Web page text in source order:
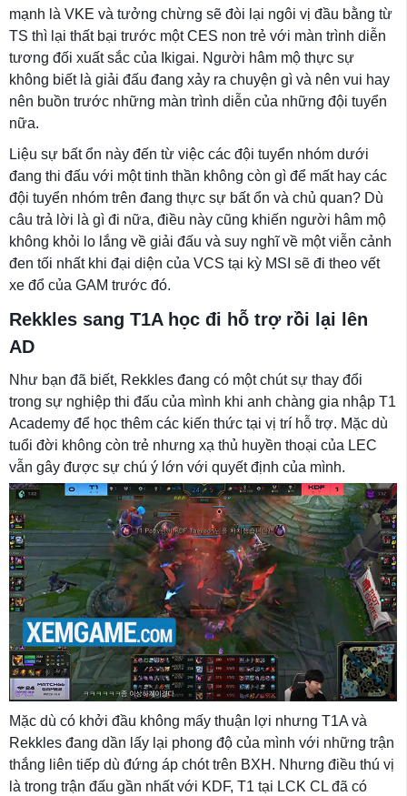
mạnh là VKE và tưởng chừng sẽ đòi lại ngôi vị đầu bằng từ
TS thì lại thất bại trước một CES non trẻ với màn trình diễn
tương đối xuất sắc của Ikigai. Người hâm mộ thực sự
không biết là giải đấu đang xảy ra chuyện gì và nên vui hay
nên buồn trước những màn trình diễn của những đội tuyển
nữa.
Liệu sự bất ổn này đến từ việc các đội tuyển nhóm dưới
đang thi đấu với một tinh thần không còn gì để mất hay các
đội tuyển nhóm trên đang thực sự bất ổn và chủ quan? Dù
câu trả lời là gì đi nữa, điều này cũng khiến người hâm mộ
không khỏi lo lắng về giải đấu và suy nghĩ về một viễn cảnh
đen tối nhất khi đại diện của VCS tại kỳ MSI sẽ đi theo vết
xe đổ của GAM trước đó.
Rekkles sang T1A học đi hỗ trợ rồi lại lên
AD
Như bạn đã biết, Rekkles đang có một chút sự thay đổi
trong sự nghiệp thi đấu của mình khi anh chàng gia nhập T1
Academy để học thêm các kiến thức tại vị trí hỗ trợ. Mặc dù
tuổi đời không còn trẻ nhưng xạ thủ huyền thoại của LEC
vẫn gây được sự chú ý lớn với quyết định của mình.
Mặc dù có khởi đầu không mấy thuận lợi nhưng T1A và
Rekkles đang dần lấy lại phong độ của mình với những trận
thắng liên tiếp dù đứng áp chót trên BXH. Nhưng điều thú vị
là trong trận đấu gần nhất với KDF, T1 tại LCK CL đã có